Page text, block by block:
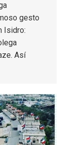
gesto
Isidro:
Así